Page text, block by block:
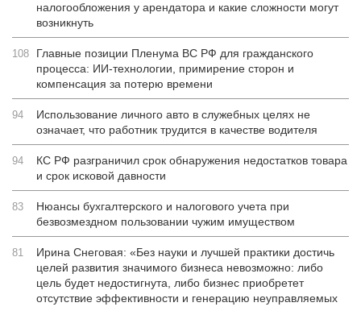
налогообложения у арендатора и какие сложности могут
возникнуть
108
Главные позиции Пленума ВС РФ для гражданского
процесса: ИИ-технологии, примирение сторон и
компенсация за потерю времени
94
Использование личного авто в служебных целях не
означает, что работник трудится в качестве водителя
94
КС РФ разграничил срок обнаружения недостатков товара
и срок исковой давности
83
Нюансы бухгалтерского и налогового учета при
безвозмездном пользовании чужим имуществом
81
Ирина Снеговая: «Без науки и лучшей практики достичь
целей развития значимого бизнеса невозможно: либо
цель будет недостигнута, либо бизнес приобретет
отсутствие эффективности и генерацию неуправляемых